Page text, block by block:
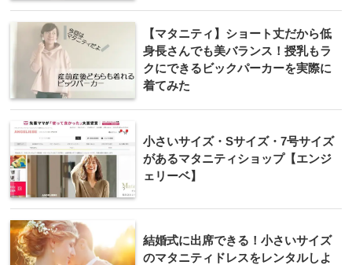
【マタニティ】ショート丈だから低
身長さんでも美バランス！授乳もラ
クにできるビックパーカーを実際に
着てみた
小さいサイズ・Sサイズ・7号サイズ
があるマタニティショップ【エンジ
ェリーベ】
結婚式に出席できる！小さいサイズ
のマタニティドレスをレンタルしよ